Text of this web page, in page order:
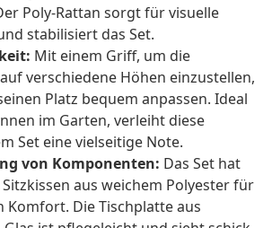
Poly-Rattan sorgt für visuelle
stabilisiert das Set.
Mit einem Griff, um die
verschiedene Höhen einzustellen,
Platz bequem anpassen. Ideal
im Garten, verleiht diese
Set eine vielseitige Note.
von Komponenten: Das Set hat
aus weichem Polyester für
Komfort. Die Tischplatte aus